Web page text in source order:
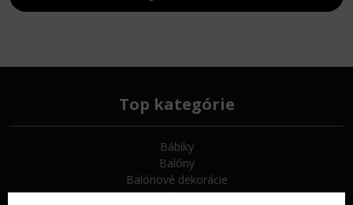
Top kategórie
Bábiky
Balóny
Balónové dekorácie
Hélium